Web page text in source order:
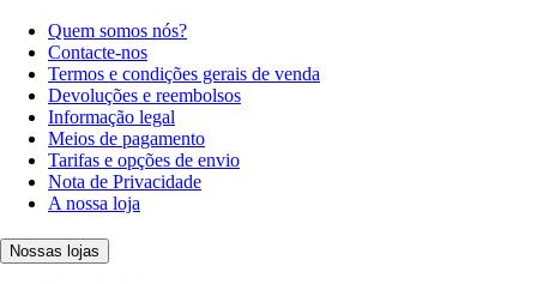
Quem somos nós?
Contacte-nos
Termos e condições gerais de venda
Devoluções e reembolsos
Informação legal
Meios de pagamento
Tarifas e opções de envio
Nota de Privacidade
A nossa loja
Nossas lojas